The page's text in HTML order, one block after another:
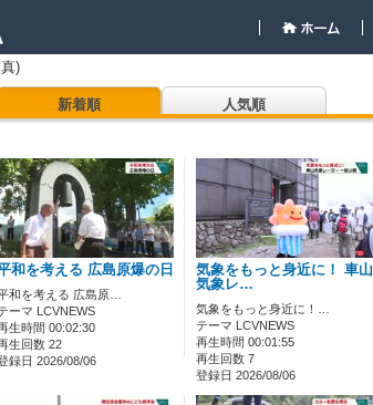
)
新着順 人気順
和を考える 広島原爆の日
和を考える 広島原…
ーマ LCVNEWS
生時間 00:02:30
生回数 22
録日 2026/08/06
気象をもっと身近に！ 車山
気象レ…
気象をもっと身近に！…
テーマ LCVNEWS
再生時間 00:01:55
再生回数 7
登録日 2026/08/06